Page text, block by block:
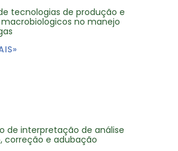
tecnologias de produção e
no manejo
de interpretação de análise
correção e adubação